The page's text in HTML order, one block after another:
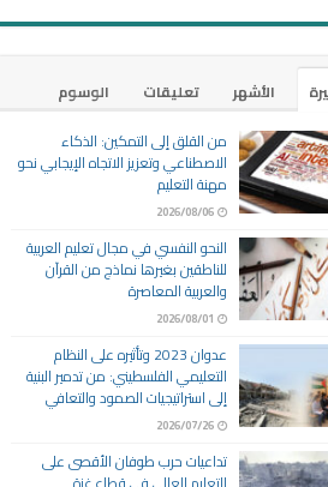
الأشهر تعليقات
الوسوم
من القلق إلى التمكين: الذكاء
الاصطناعي وتعزيز الاتجاه الإيجابي نحو
مهنة التعليم
2026/08/06
النحو النفسي في مجال تعليم العربية
للناطقين بغيرها نماذج من القرآن
والعربية المعاصرة
2026/08/01
عدوان 2023 وتأثيره على النظام
التعليمي الفلسطيني: من تدمير البنية
إلى استراتيجيات الصمود والتعافي
2026/07/26
تداعيات حرب طوفان الأقصى على